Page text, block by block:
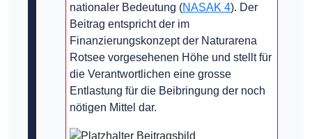
nationaler Bedeutung (NASAK 4). Der
Beitrag entspricht der im
Finanzierungskonzept der Naturarena
Rotsee vorgesehenen Höhe und stellt für
die Verantwortlichen eine grosse
Entlastung für die Beibringung der noch
nötigen Mittel dar.